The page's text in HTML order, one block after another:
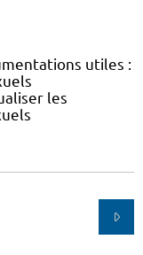
utiles :
les